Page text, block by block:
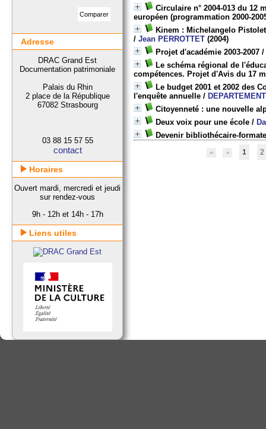
Circulaire n° 2004-013 du 12
européen (programmation 2000-
Kinem : Michelangelo
/Jean PERROTTET (2004)
Projet d'académie 2003-2007
Le schéma régional de
compétences. Projet d'Avis du 17
Le budget 2001 et 2002 des
l'enquête annuelle /
Citoyenneté : une nouvelle
Deux voix pour une école /
Devenir bibliothécaire-
1 2
Adresse
DRAC Grand Est
Documentation patrimoniale
Palais du Rhin
2 place de la République
67082 Strasbourg
03 88 15 57 55
contact
Horaires
Ouvert mardi, mercredi et jeudi
sur rendez-vous
9h - 12h et 14h - 17h
Liens utiles